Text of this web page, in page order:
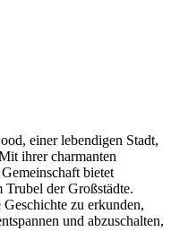
einer lebendigen Stadt,
ihrer charmanten
bietet
der Großstädte.
zu erkunden,
und abzuschalten,